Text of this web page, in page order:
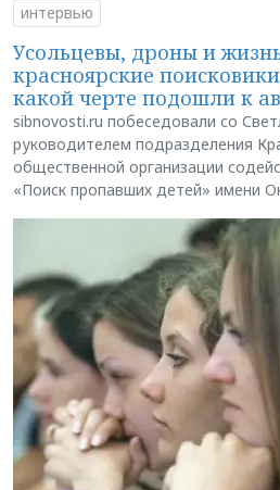
интервью
Усольцевы, дроны и
красноярские
какой черте подошли к
sibnovosti.ru побеседовали со
руководителем подразделения
общественной организации
«Поиск пропавших детей» имени